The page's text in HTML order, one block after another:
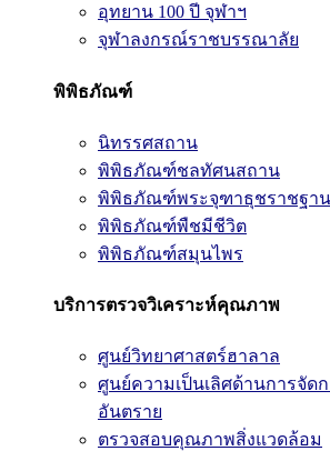
อุทยาน 100 ปี จุฬาฯ
จุฬาลงกรณ์ราชบรรณาลัย
พิพิธภัณฑ์
นิทรรศสถาน
พิพิธภัณฑ์ชลทัศนสถาน
พิพิธภัณฑ์พระจุฑาธุชราชฐาน
พิพิธภัณฑ์พืชมีชีวิต
พิพิธภัณฑ์สมุนไพร
บริการตรวจวิเคราะห์คุณภาพ
ศูนย์วิทยาศาสตร์ฮาลาล
ศูนย์ความเป็นเลิศด้านการจัด
อันตราย
ตรวจสอบคุณภาพสิ่งแวดล้อม